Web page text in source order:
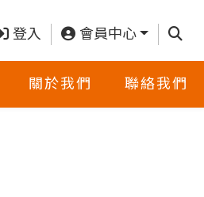
登入 會員中心 查詢
關於我們 聯絡我們